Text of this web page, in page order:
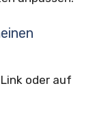
oder auf